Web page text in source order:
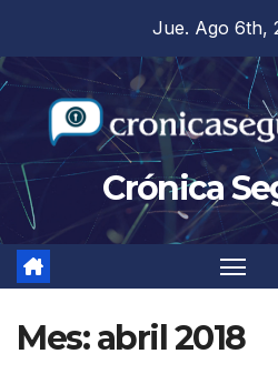
contenido
Jue. Ago 6th,
Crónica
Mes:abril 2018